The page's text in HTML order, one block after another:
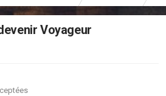
Voyageur